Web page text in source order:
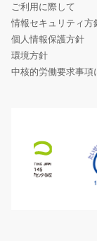
ご利用に際して
情報セキュリティ方
個人情報保護方針
環境方針
中核的労働要求事項